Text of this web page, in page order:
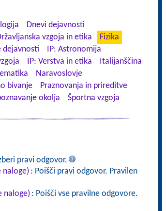
Dnevi dejavnosti
vzgoja in etika
Fizika
dejavnosti
IP: Astronomija
IP: Verstva in etika
Italijanščina
Naravoslovje
bivanje
Praznovanja in prireditve
okolja
Športna vzgoja
pravi odgovor.
naloge) : Poišči pravi odgovor. Pravilen
naloge) : Poišči vse pravilne odgovore.